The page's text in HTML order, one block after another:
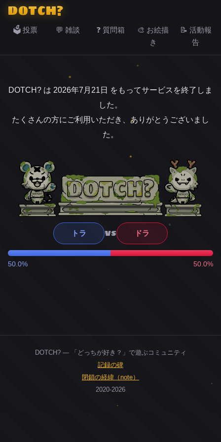
DOTCH?
🗳️ 投票 💬 雑談 ❓ 質問箱
🎨 お絵描
き
📝 活動報
告
DOTCH? は 2026年7月21日 をもってサービスを終了しま
した。
たくさんの方にご利用いただき、ありがとうございまし
た。
トラ VS ドラ
50.0% 50.0%
DOTCH? — 「どっちが好き？」で遊ぶコミュニティ
記録の碑
閉鎖の経緯（note）
2020-2026